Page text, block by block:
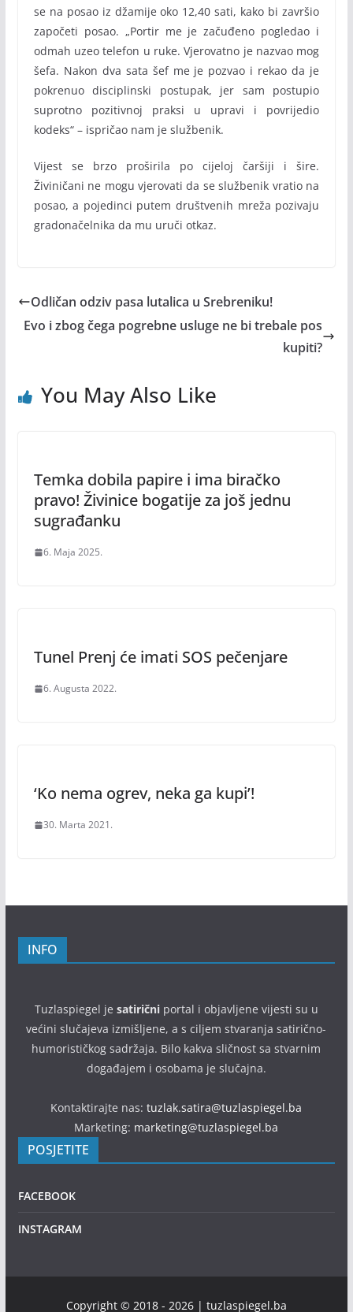
se na posao iz džamije oko 12,40 sati, kako bi završio
započeti posao. „Portir me je začuđeno pogledao i
odmah uzeo telefon u ruke. Vjerovatno je nazvao mog
šefa. Nakon dva sata šef me je pozvao i rekao da je
pokrenuo disciplinski postupak, jer sam postupio
suprotno pozitivnoj praksi u upravi i povrijedio
kodeks“ – ispričao nam je službenik.
Vijest se brzo proširila po cijeloj čaršiji i šire.
Živiničani ne mogu vjerovati da se službenik vratio na
posao, a pojedinci putem društvenih mreža pozivaju
gradonačelnika da mu uruči otkaz.
Odličan odziv pasa lutalica u Srebreniku!
Evo i zbog čega pogrebne usluge ne bi trebale pos
kupiti?
You May Also Like
Temka dobila papire i ima biračko
pravo! Živinice bogatije za još jednu
sugrađanku
6. Maja 2025.
Tunel Prenj će imati SOS pečenjare
6. Augusta 2022.
‘Ko nema ogrev, neka ga kupi’!
30. Marta 2021.
INFO
Tuzlaspiegel je satiričniportal i objavljene vijesti su u
većini slučajeva izmišljene, a s ciljem stvaranja satirično-
humorističkog sadržaja. Bilo kakva sličnost sa stvarnim
događajem i osobama je slučajna.
Kontaktirajte nas:tuzlak.satira@tuzlaspiegel.ba
Marketing: marketing@tuzlaspiegel.ba
POSJETITE
FACEBOOK
INSTAGRAM
Copyright © 2018 - 2026 | tuzlaspiegel.ba